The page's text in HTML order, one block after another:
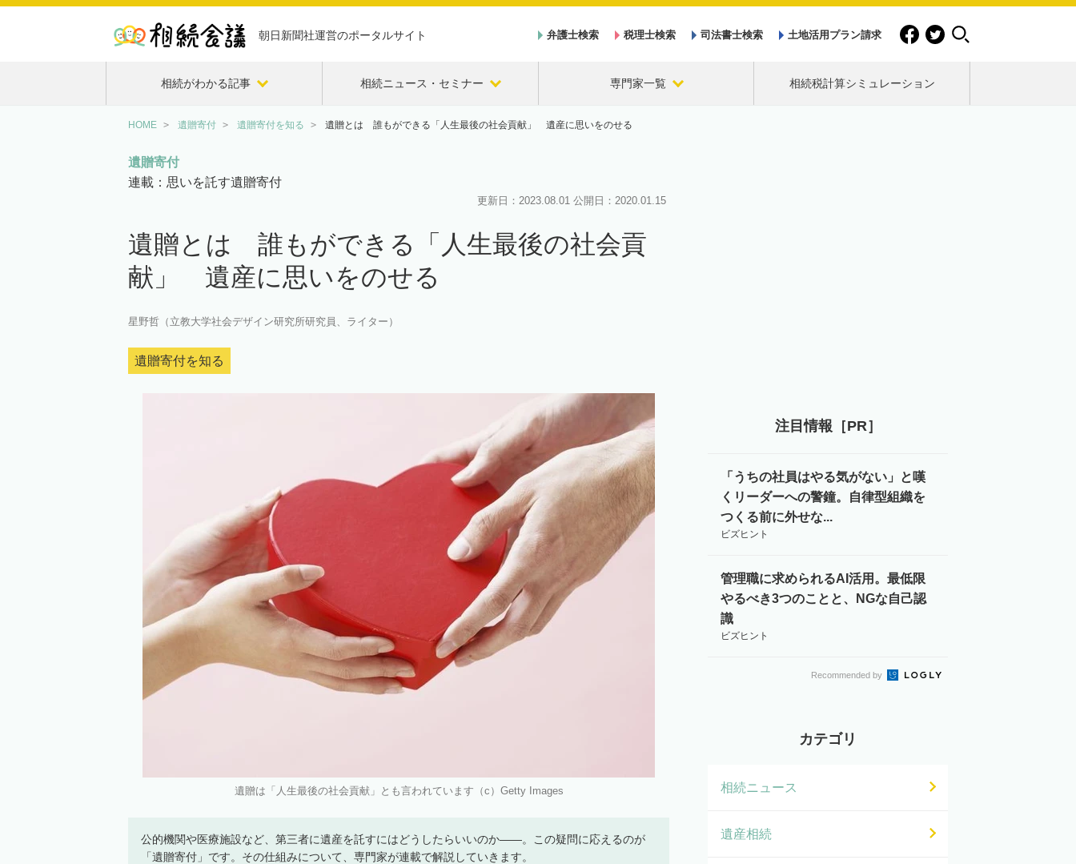
朝日新聞社運営のポータルサイト 弁護士検索 税理士検索 司法書士検索 土地活用プラン請求
相続がわかる記事 相続ニュース・セミナー 専門家一覧 相続税計算シミュレーション
HOME 遺贈寄付 遺贈寄付を知る 遺贈とは 誰もができる「人生最後の社会貢献」 遺産に思いをのせる
遺贈寄付
連載：思いを託す遺贈寄付
更新日： 2023.08.01 公開日： 2020.01.15
遺贈とは 誰もができる「人生最後の社会貢
献」 遺産に思いをのせる
星野哲（立教大学社会デザイン研究所研究員、ライター）
遺贈寄付を知る
遺贈は「人生最後の社会貢献」とも言われています（c）Getty Images
公的機関や医療施設など、第三者に遺産を託すにはどうしたらいいのか――。この疑問に応えるのが
「遺贈寄付」です。その仕組みについて、専門家が連載で解説していきます。
注目情報［PR］
「うちの社員はやる気がない」と嘆
くリーダーへの警鐘。自律型組織を
つくる前に外せな...
ビズヒント
管理職に求められるAI活用。最低限
やるべき3つのことと、NGな自己認
識
ビズヒント
Recommended by
カテゴリ
相続ニュース
遺産相続